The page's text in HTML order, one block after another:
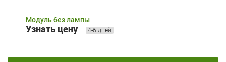
Модуль без лампы
Узнать цену 4-6 дней